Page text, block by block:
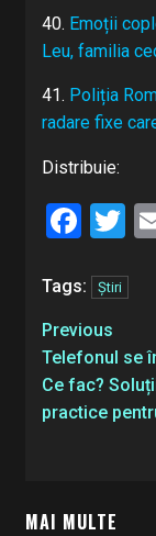
40. Emoții
Leu, familia
41. Poliția
radare fixe
Distribuie:
Facebook
Tags: Știri
Post
navigation
Previous
Telefonul se
Ce fac?
practice
MAI MULTE